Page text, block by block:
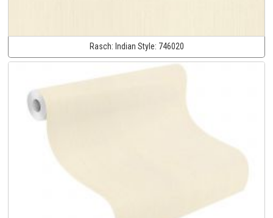
Rasch: Indian Style: 746020